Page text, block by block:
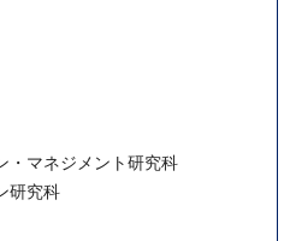
・マネジメント研究科
研究科